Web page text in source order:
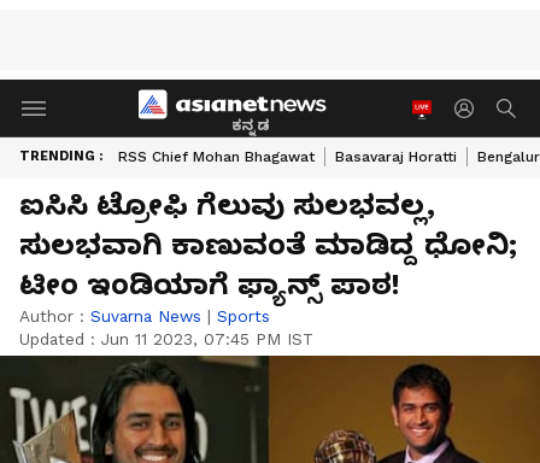
ಕನ್ನಡ
TRENDING : RSS Chief Mohan Bhagawat Basavaraj Horatti
ಐಸಿಸಿ ಟ್ರೋಫಿ ಗೆಲುವು ಸುಲಭವಲ್ಲ,
ಸುಲಭವಾಗಿ ಕಾಣುವಂತೆ ಮಾಡಿದ್ದ ಧೋನಿ;
ಟೀಂ ಇಂಡಿಯಾಗೆ ಫ್ಯಾನ್ಸ್ ಪಾಠ!
Author : Suvarna News | Sports
Updated : Jun 11 2023, 07:45 PM IST